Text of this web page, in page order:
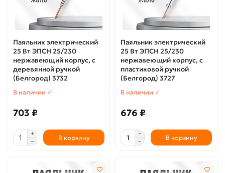
Паяльник электрический
25 Вт ЭПСН 25/230
нержавеющий корпус, с
деревянной ручкой
(Белгород) 3732
В наличии ✓
703 ₽
В корзину
Паяльник электрический
25 Вт ЭПСН 25/230
нержавеющий корпус, с
пластиковой ручкой
(Белгород) 3727
В наличии ✓
676 ₽
В корзину